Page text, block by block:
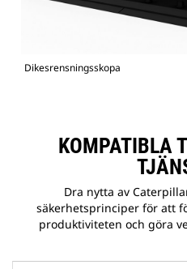
Dikesrensningsskopa
KOMPATIBLA
Dra nytta av
säkerhetsprinciper för att
produktiviteten och göra